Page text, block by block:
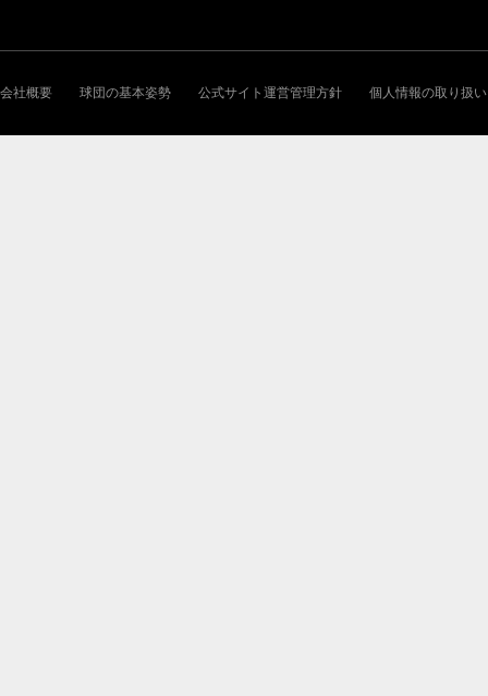
会社概要 球団の基本姿勢 公式サイト運営管理方針 個人情報の取り扱い